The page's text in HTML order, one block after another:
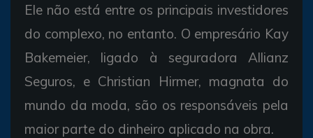
Ele não está entre os principais investidores
do complexo, no entanto. O empresário Kay
Bakemeier, ligado à seguradora Allianz
Seguros, e Christian Hirmer, magnata do
mundo da moda, são os responsáveis pela
maior parte do dinheiro aplicado na obra.